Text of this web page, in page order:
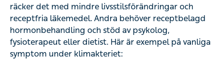
räcker det med mindre livsstilsförändringar och
receptfria läkemedel. Andra behöver receptbelagd
hormonbehandling och stöd av psykolog,
fysioterapeut eller dietist. Här är exempel på vanliga
symptom under klimakteriet: